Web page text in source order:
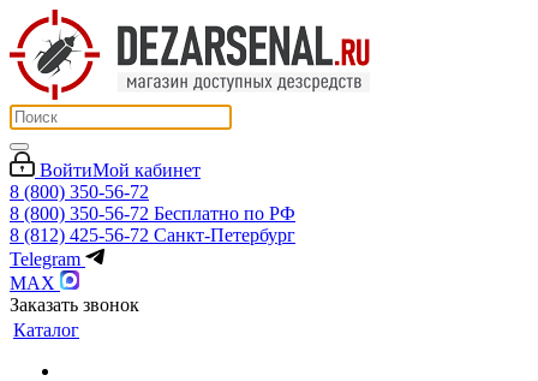
ВойтиМой кабинет
8 (800) 350-56-72
8 (800) 350-56-72 Бесплатно по РФ
8 (812) 425-56-72 Санкт-Петербург
Telegram
MAX
Заказать звонок
Каталог